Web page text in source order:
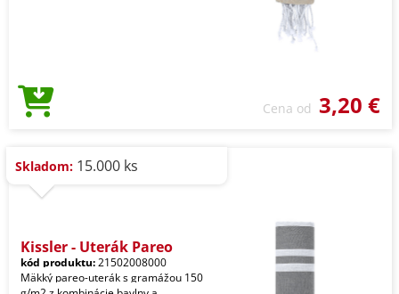
Cena od 3,20 €
Skladom: 15.000 ks
Kissler - Uterák Pareo
kód produktu:21502008000
Mäkký pareo-uterák s gramážou 150